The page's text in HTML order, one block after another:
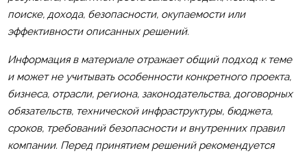
поиске, дохода, безопасности, окупаемости или
эффективности описанных решений.
Информация в материале отражает общий подход к теме
и может не учитывать особенности конкретного проекта,
бизнеса, отрасли, региона, законодательства, договорных
обязательств, технической инфраструктуры, бюджета,
сроков, требований безопасности и внутренних правил
компании. Перед принятием решений рекомендуется